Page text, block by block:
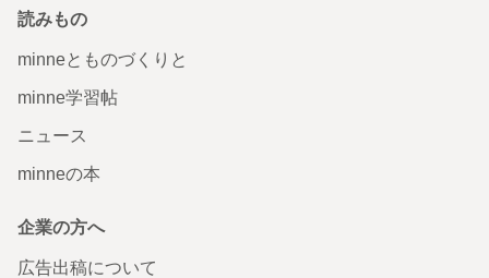
読みもの
minneとものづくりと
minne学習帖
ニュース
minneの本
企業の方へ
広告出稿について